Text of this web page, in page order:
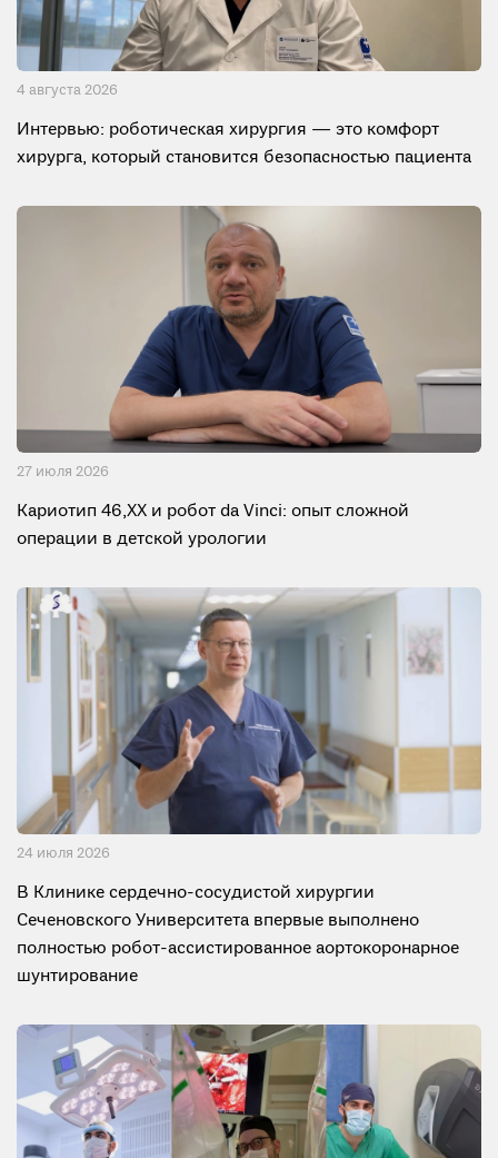
4 августа 2026
Интервью: роботическая хирургия — это комфорт
хирурга, который становится безопасностью пациента
27 июля 2026
Кариотип 46,XX и робот da Vinci: опыт сложной
операции в детской урологии
24 июля 2026
В Клинике сердечно-сосудистой хирургии
Сеченовского Университета впервые выполнено
полностью робот-ассистированное аортокоронарное
шунтирование